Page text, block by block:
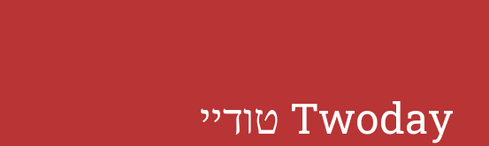
Twoday טודיי